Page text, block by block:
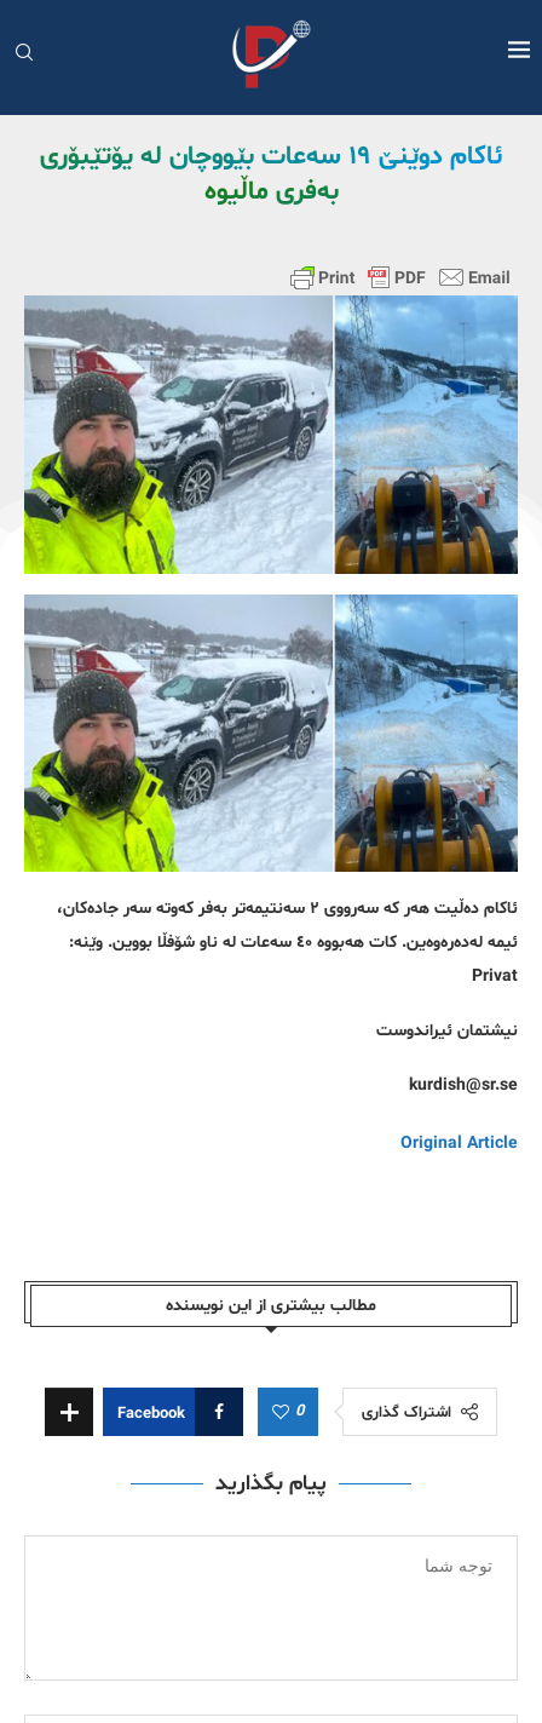
ئاکام دوێنێ ١٩ سەعات بێووچان لە یۆتێبۆری
بەفری ماڵیوە
ئاکام دەڵیت هەر کە سەرووی ٢ سەنتیمەتر بەفر کەوتە سەر جادەکان،
ئیمە لەدەرەوەین. کات هەبووە ٤٠ سەعات لە ناو شۆفڵا بووین. وێنە:
Privat
نیشتمان ئیراندوست
kurdish@sr.se
Original Article
مطالب بیشتری از این نویسندە
اشتراک گذاری 0
Facebook
پیام بگذارید